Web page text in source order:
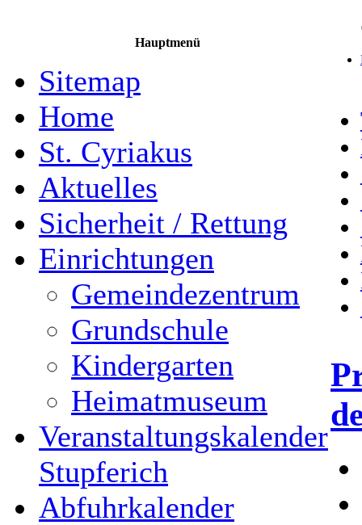
Hauptmenü
Sitemap
Home
St. Cyriakus
Aktuelles
Sicherheit / Rettung
Einrichtungen
Gemeindezentrum
Grundschule
Kindergarten
Heimatmuseum
Veranstaltungskalender
Stupferich
Abfuhrkalender